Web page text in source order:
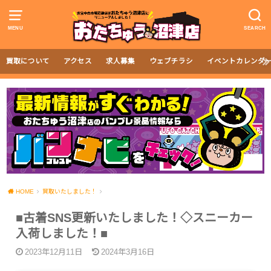
MENU SEARCH
買取について アクセス 求人募集 ウェブチラシ イベントカレンダ
HOME 買取いたしました！
■古着SNS更新いたしました！◇スニーカー
入荷しました！■
2023年12月11日 2024年3月16日